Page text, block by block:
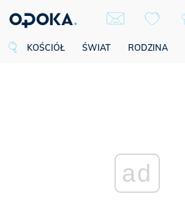
KOŚCIÓŁ ŚWIAT RODZINA
ad